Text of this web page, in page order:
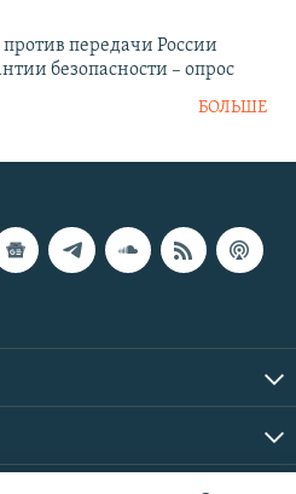
передачи России
безопасности – опрос
БОЛЬШЕ